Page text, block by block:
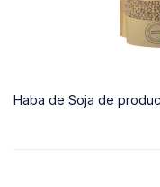
Haba de Soja de